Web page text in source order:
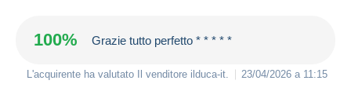
100% Grazie tutto perfetto * * * * *
L'acquirente ha valutato Il venditore ilduca-it. 23/04/2026 a 11:15